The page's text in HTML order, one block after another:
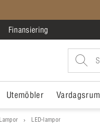
Finansiering
Utemöbler Vardagsrum
Lampor LED-lampor